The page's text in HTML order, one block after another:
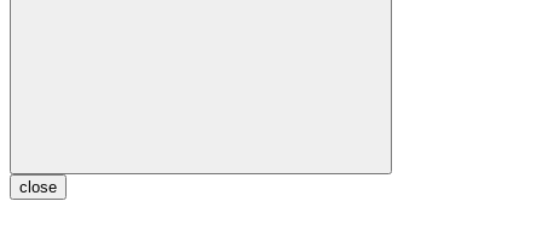
close